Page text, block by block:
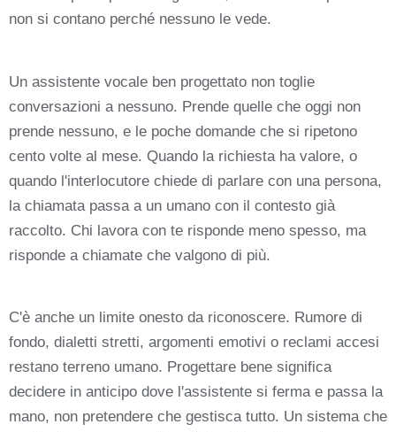
non si contano perché nessuno le vede.
Un assistente vocale ben progettato non toglie
conversazioni a nessuno. Prende quelle che oggi non
prende nessuno, e le poche domande che si ripetono
cento volte al mese. Quando la richiesta ha valore, o
quando l'interlocutore chiede di parlare con una persona,
la chiamata passa a un umano con il contesto già
raccolto. Chi lavora con te risponde meno spesso, ma
risponde a chiamate che valgono di più.
C'è anche un limite onesto da riconoscere. Rumore di
fondo, dialetti stretti, argomenti emotivi o reclami accesi
restano terreno umano. Progettare bene significa
decidere in anticipo dove l'assistente si ferma e passa la
mano, non pretendere che gestisca tutto. Un sistema che